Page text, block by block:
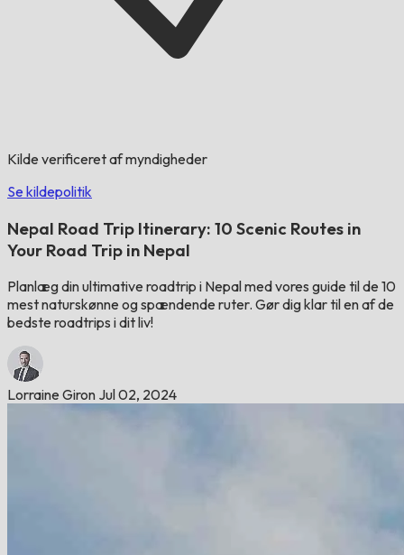
Kilde verificeret af myndigheder
Se kildepolitik
Nepal Road Trip Itinerary: 10 Scenic Routes in
Your Road Trip in Nepal
Planlæg din ultimative roadtrip i Nepal med vores guide til de 10
mest naturskønne og spændende ruter. Gør dig klar til en af ​​de
bedste roadtrips i dit liv!
Lorraine Giron Jul 02, 2024